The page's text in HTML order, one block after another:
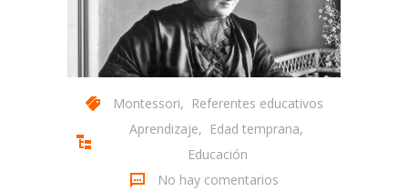
Montessori, Referentes educativos
Aprendizaje, Edad temprana,
Educación
No hay comentarios